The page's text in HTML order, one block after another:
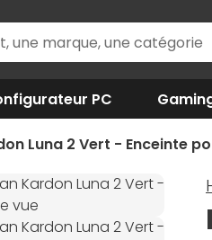
PC
Luna 2 Vert - Enceinte